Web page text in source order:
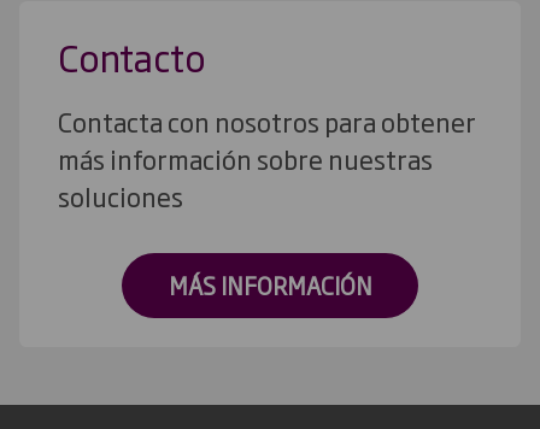
Contacto
Contacta con nosotros para obtener
más información sobre nuestras
soluciones
MÁS INFORMACIÓN